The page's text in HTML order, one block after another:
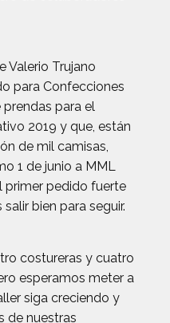
Valerio Trujano
para Confecciones
para el
2019 y que, están
de mil camisas,
1 de junio a MML
primer pedido fuerte
bien para seguir.
costureras y cuatro
esperamos meter a
siga creciendo y
de nuestras